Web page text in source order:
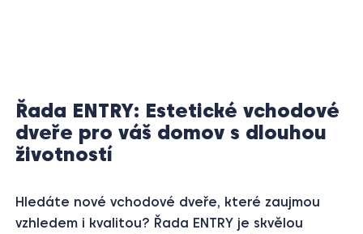
Řada ENTRY: Estetické vchodové
dveře pro váš domov s dlouhou
životností
Hledáte nové vchodové dveře, které zaujmou
vzhledem i kvalitou? Řada ENTRY je skvělou